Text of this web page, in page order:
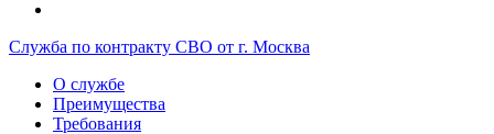
Служба по контракту СВО от г. Москва
О службе
Преимущества
Требования